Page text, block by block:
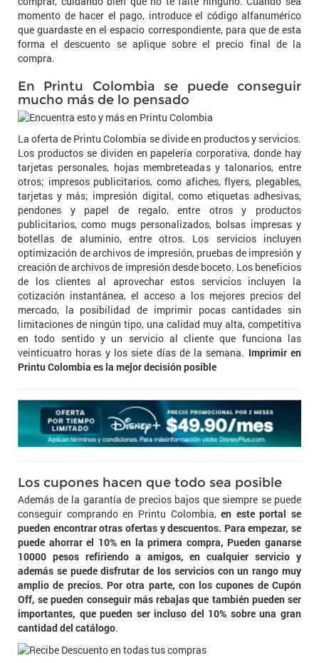
momento de hacer el pago, introduce el código alfanumérico
que guardaste en el espacio correspondiente, para que de esta
forma el descuento se aplique sobre el precio final de la
compra.
En Printu Colombia se puede conseguir
mucho más de lo pensado
La oferta de Printu Colombia se divide en productos y servicios.
Los productos se dividen en papelería corporativa, donde hay
tarjetas personales, hojas membreteadas y talonarios, entre
otros; impresos publicitarios, como afiches, flyers, plegables,
tarjetas y más; impresión digital, como etiquetas adhesivas,
pendones y papel de regalo, entre otros y productos
publicitarios, como mugs personalizados, bolsas impresas y
botellas de aluminio, entre otros. Los servicios incluyen
optimización de archivos de impresión, pruebas de impresión y
creación de archivos de impresión desde boceto. Los beneficios
de los clientes al aprovechar estos servicios incluyen la
cotización instantánea, el acceso a los mejores precios del
mercado, la posibilidad de imprimir pocas cantidades sin
limitaciones de ningún tipo, una calidad muy alta, competitiva
en todo sentido y un servicio al cliente que funciona las
veinticuatro horas y los siete días de la semana. Imprimir en
Printu Colombia es la mejor decisión posible
Los cupones hacen que todo sea posible
Además de la garantía de precios bajos que siempre se puede
conseguir comprando en Printu Colombia,en este portal se
pueden encontrar otras ofertas y descuentos. Para empezar, se
puede ahorrar el 10% en la primera compra, Pueden ganarse
10000 pesos refiriendo a amigos, en cualquier servicio y
además se puede disfrutar de los servicios con un rango muy
amplio de precios. Por otra parte, con los cupones de Cupón
Off, se pueden conseguir más rebajas que también pueden ser
importantes, que pueden ser incluso del 10% sobre una gran
cantidad del catálogo.